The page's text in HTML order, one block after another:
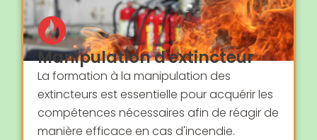
Manipulation d'extincteur
La formation à la manipulation des
extincteurs est essentielle pour acquérir les
compétences nécessaires afin de réagir de
manière efficace en cas d'incendie.